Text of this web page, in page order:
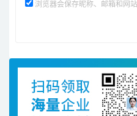
浏览器会保存昵称、邮箱和网